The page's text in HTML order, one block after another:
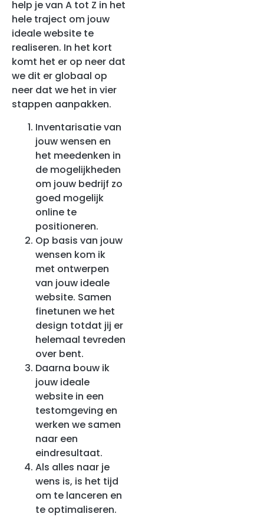
help je van A tot Z in het
hele traject om jouw
ideale website te
realiseren. In het kort
komt het er op neer dat
we dit er globaal op
neer dat we het in vier
stappen aanpakken.
Inventarisatie van
jouw wensen en
het meedenken in
de mogelijkheden
om jouw bedrijf zo
goed mogelijk
online te
positioneren.
Op basis van jouw
wensen kom ik
met ontwerpen
van jouw ideale
website. Samen
finetunen we het
design totdat jij er
helemaal tevreden
over bent.
Daarna bouw ik
jouw ideale
website in een
testomgeving en
werken we samen
naar een
eindresultaat.
Als alles naar je
wens is, is het tijd
om te lanceren en
te optimaliseren.